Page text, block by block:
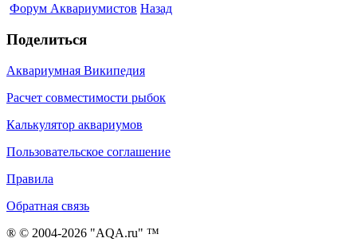
Форум Аквариумистов Назад
Поделиться
Аквариумная Википедия
Расчет совместимости рыбок
Калькулятор аквариумов
Пользовательское соглашение
Правила
Обратная связь
® © 2004-2026 "AQA.ru" ™